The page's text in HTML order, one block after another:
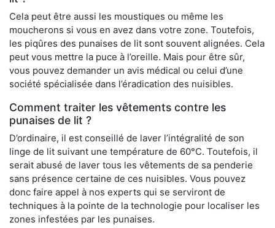
Cela peut être aussi les moustiques ou même les
moucherons si vous en avez dans votre zone. Toutefois,
les piqûres des punaises de lit sont souvent alignées. Cela
peut vous mettre la puce à l’oreille. Mais pour être sûr,
vous pouvez demander un avis médical ou celui d’une
société spécialisée dans l’éradication des nuisibles.
Comment traiter les vêtements contre les
punaises de lit ?
D’ordinaire, il est conseillé de laver l’intégralité de son
linge de lit suivant une température de 60°C. Toutefois, il
serait abusé de laver tous les vêtements de sa penderie
sans présence certaine de ces nuisibles. Vous pouvez
donc faire appel à nos experts qui se serviront de
techniques à la pointe de la technologie pour localiser les
zones infestées par les punaises.